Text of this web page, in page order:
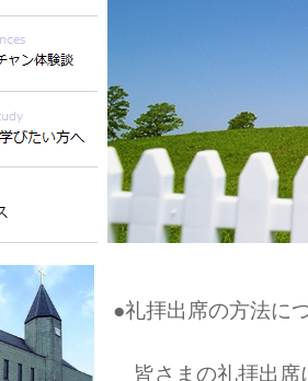
●礼拝出席の方法に
皆さまの礼拝出席